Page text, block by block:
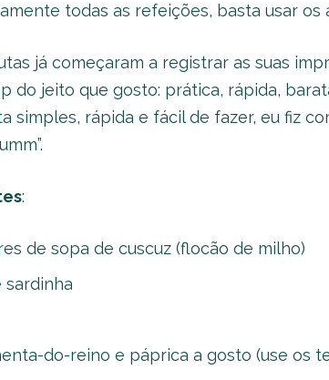
todas as refeições, basta usar os
já começaram a registrar as suas
do jeito que gosto: prática, rápida,
simples, rápida e fácil de fazer, eu fiz
:
de sopa de cuscuz (flocão de milho)
sardinha
do-reino e páprica a gosto (use os